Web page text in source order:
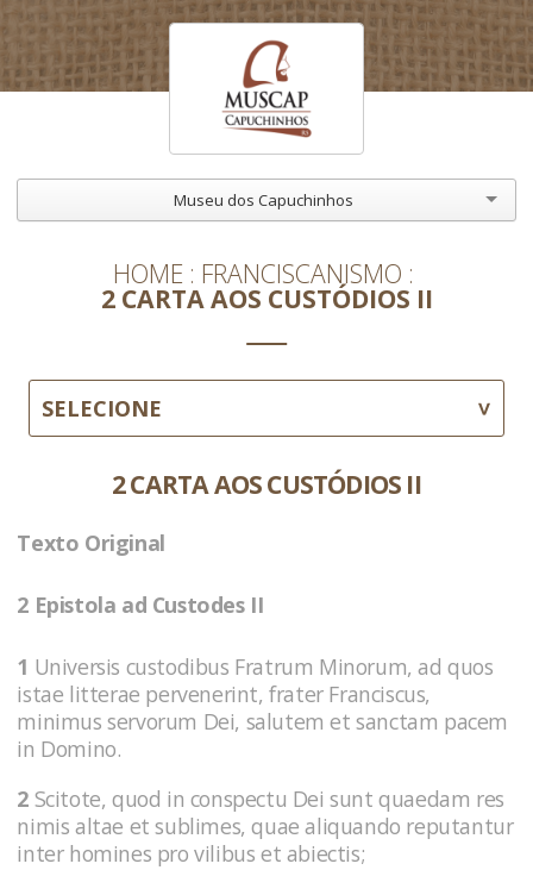
Museu dos Capuchinhos
HOME FRANCISCANISMO
2 CARTA AOS CUSTÓDIOS II
SELECIONE
2 CARTA AOS CUSTÓDIOS II
Texto Original
2 Epistola ad Custodes II
1 Universis custodibus Fratrum Minorum, ad quos
istae litterae pervenerint, frater Franciscus,
minimus servorum Dei, salutem et sanctam pacem
in Domino.
2 Scitote, quod in conspectu Dei sunt quaedam res
nimis altae et sublimes, quae aliquando reputantur
inter homines pro vilibus et abiectis;